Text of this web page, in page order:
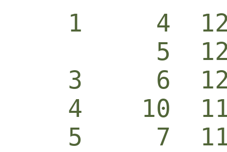
1     4
5
3     6
4    10
5     7